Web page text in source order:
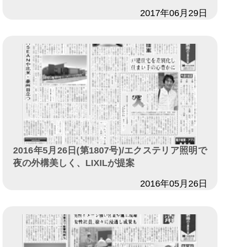
2017年06月29日
2016年5月26日(第1807号)/エクステリア照明で
夜の外構美しく、LIXILが提案
2016年05月26日